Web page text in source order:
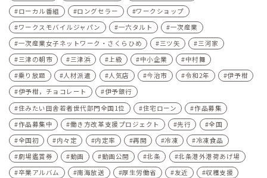
ローカル番組
ロングセラー
ワークショップ
ワークスモバイルジャパン
一六タルト
一次産業
一次産業女子ネットワーク・さくらひめ
三ツ矢
三河家
三津の朝市
三津浜 上級 中小企業
中村舞
乗り放題
人材派遣 人気店 今治市 令和2年
伊予柑
伊予柑，チョコレート
伊予銀行
住みたい田舎若者世代部門全国1位
住宅ローン
作品募集
作品募集中
働き方改革支援プロジェクト 先行
全国
全国初
内々定 内定率 再開 冷凍
冷凍食品
劇場鑑賞券
動画 動画公開 北条
北条港外港荷あげ場
卒業アルバム
南海放送 厚生労働省 友近
収穫支援